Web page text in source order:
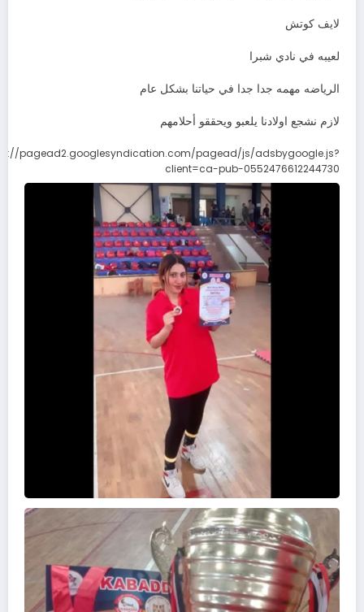
لايف كوتش
لعيبه في نادي شبرا
الرياضه مهمه جدا جدا في حياتنا بشكل عام
لازم نشجع اولادنا يلعبو ويحققو أحلامهم
pagead2.googlesyndication.com/pagead/js/adsbygoogle.js?
client=ca-pub-0552476612244730